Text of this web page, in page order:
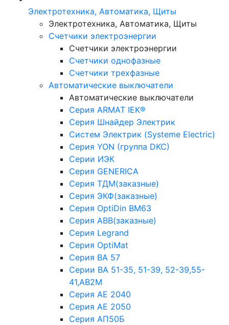
Электротехника, Автоматика, Щиты
Электротехника, Автоматика, Щиты
Счетчики электроэнергии
Счетчики электроэнергии
Счетчики однофазные
Счетчики трехфазные
Автоматические выключатели
Автоматические выключатели
Серия ARMAT IEK®
Серия Шнайдер Электрик
Систем Электрик (Systeme Electric)
Серия YON (группа DKC)
Серии ИЭК
Серия GENERICA
Серия ТДМ(заказные)
Серия ЭКФ(заказные)
Серия OptiDin BM63
Серия АВВ(заказные)
Серия Legrand
Серия OptiMat
Серия ВА 57
Серии ВА 51-35, 51-39, 52-39,55-
41,АВ2М
Серия АЕ 2040
Серия АЕ 2050
Серия АП50Б